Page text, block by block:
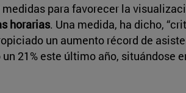
para favorecer la
horarias. Una medida, ha dicho,
un aumento récord de
21% este último año, situándose